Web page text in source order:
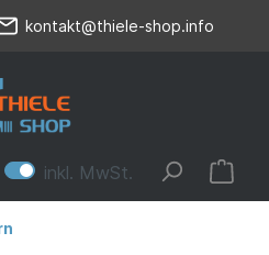
kontakt@thiele-shop.info
inkl. MwSt.